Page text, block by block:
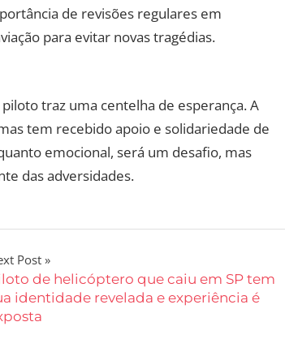
de revisões regulares em
para evitar novas tragédias.
traz uma centelha de esperança. A
tem recebido apoio e solidariedade de
emocional, será um desafio, mas
das adversidades.
Post
de helicóptero que caiu em SP tem
identidade revelada e experiência é